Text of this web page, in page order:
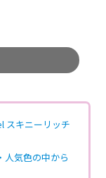
スキニーリッチ
人気色の中から